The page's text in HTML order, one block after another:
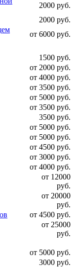
2000 руб.
2000 руб.
от 6000 руб.
1500 руб.
от 2000 руб.
от 4000 руб.
от 3500 руб.
от 5000 руб.
от 3500 руб.
3500 руб.
от 5000 руб.
от 5000 руб.
от 4500 руб.
от 3000 руб.
от 4000 руб.
от 12000
руб.
от 20000
руб.
от 4500 руб.
от 25000
руб.
от 5000 руб.
3000 руб.